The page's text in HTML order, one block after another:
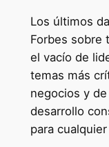
a
e
n
"
P
r
o
Los últimos
Forbes sobre
el vacío de
temas más
negocios y
desarrollo
para